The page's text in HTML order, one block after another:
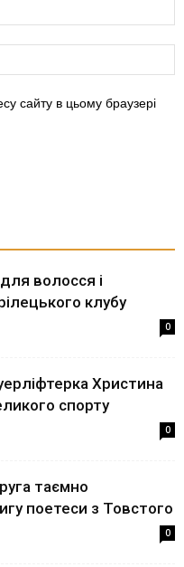
сайту в цьому браузері
волосся і
клубу
0
Христина
спорту
0
таємно
поетеси з Товстого
0